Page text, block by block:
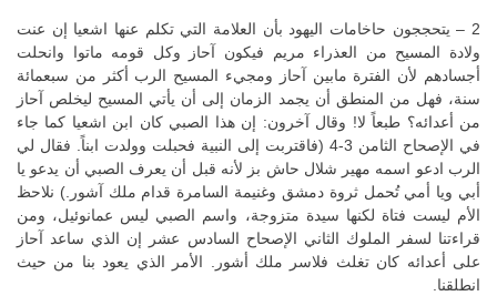
2 – يتحججون حاخامات اليهود بأن العلامة التي تكلم عنها اشعيا إن عنت
ولادة المسيح من العذراء مريم فيكون آحاز وكل قومه ماتوا وانحلت
أجسادهم لأن الفترة مابين آحاز ومجيء المسيح الرب أكثر من سبعمائة
سنة، فهل من المنطق أن يجمد الزمان إلى أن يأتي المسيح ليخلص آحاز
من أعدائه؟ طبعاً لا! وقال آخرون: إن هذا الصبي كان ابن اشعيا كما جاء
في الإصحاح الثامن 3-4 (فاقتربت إلى النبية فحبلت وولدت ابناً. فقال لي
الرب ادعو اسمه مهير شلال حاش بز لأنه قبل أن يعرف الصبي أن يدعو يا
أبي ويا أمي تُحمل ثروة دمشق وغنيمة السامرة قدام ملك آشور.) نلاحظ
الأم ليست فتاة لكنها سيدة متزوجة، واسم الصبي ليس عمانوئيل، ومن
قراءتنا لسفر الملوك الثاني الإصحاح السادس عشر إن الذي ساعد آحاز
على أعدائه كان تغلث فلاسر ملك أشور. الأمر الذي يعود بنا من حيث
انطلقنا.